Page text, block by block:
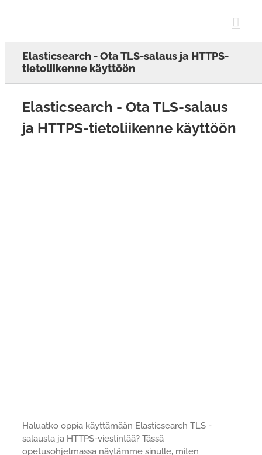
Elasticsearch - Ota TLS-salaus ja HTTPS-
tietoliikenne käyttöön
Elasticsearch - Ota TLS-salaus
ja HTTPS-tietoliikenne käyttöön
Haluatko oppia käyttämään Elasticsearch TLS -
salausta ja HTTPS-viestintää? Tässä
opetusohjelmassa näytämme sinulle, miten